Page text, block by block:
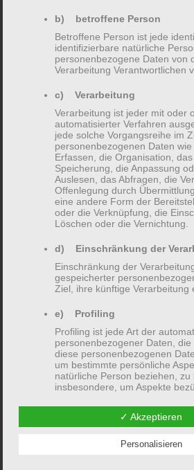
Ausbildung &
Studium der Psychologie an der
Universität in Gießen (Diplom
Forschungstätigkeiten im Bereich
Gesundheitsökonomie, Promotion
Duisburg Essen (Dr. rer. med.)
Mehrjährige Beratungstätigkeit für
Krankenkassen am Institut für
Versorgungsforschung an der
Ausbildung zur Psychologischen
(Verhaltenstherapie) bei der
in Psychotherapie in Frankfurt am
als psychologische
Schwerpunkt Verhaltenstherapie
Psychotherapeutische Tätigkeit in
Mark, Oberursel und Frankfurt am
Psychotherapeutische Tätigkeit in der
b) betroffene Person
Betroffene Person ist jede
identifizierbare natürliche
personenbezogene Daten von
Verarbeitung Verantwortlichen
c) Verarbeitung
Verarbeitung ist jeder mit oder
automatisierter Verfahren
jede solche Vorgangsreihe im
personenbezogenen Daten
Erfassen, die Organisation,
Speicherung, die Anpassung
Auslesen, das Abfragen, die
Offenlegung durch
eine andere Form der
oder die Verknüpfung, die
Löschen oder die Vernichtung.
d) Einschränkung der
Einschränkung der
gespeicherter
Ziel, ihre künftige Verarbeitung
e) Profiling
Profiling ist jede Art der
personenbezogener Daten,
diese personenbezogenen
um bestimmte persönliche
natürliche Person beziehen, zu
insbesondere, um Aspekte
Vorlieben, Interessen,
Aufenthaltsort oder✓ Akzeptieren
Personalisieren